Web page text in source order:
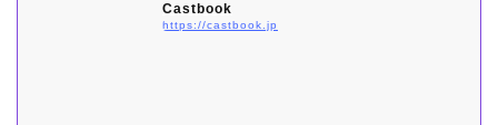
Castbook
https://castbook.jp